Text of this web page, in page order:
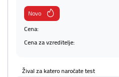
Novo
Cena:
Cena za vzreditelje:
Žival za katero naročate test